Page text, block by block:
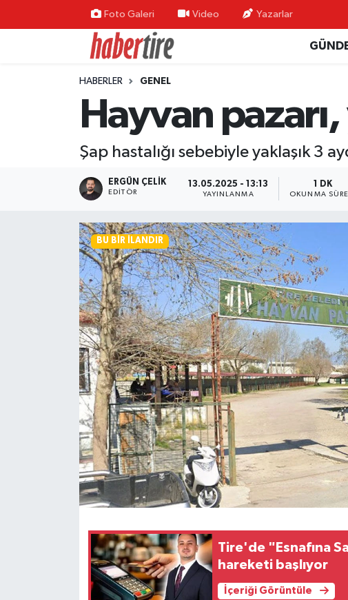
Foto Galeri Video Yazarlar
HABERLER GENEL
Hayvan
Şap hastalığı sebebiyle yaklaşık 3
ERGÜN ÇELIK
EDITÖR
13.05.2025 - 13:13
YAYINLANMA
1 DK
OKUNMA
BU BIR İLANDIR
Tire'de "Esnafına
hareketi başlıyor
İçeriği Görüntüle
Tire Nöbetçi Eczaneler
Tire Hava Durumu
Tire Trafik Yoğunluk Haritası
Süper Lig Puan Durumu ve Fikstür
Tüm Manşetler
Son Dakika Haberleri
Haber Arşivi